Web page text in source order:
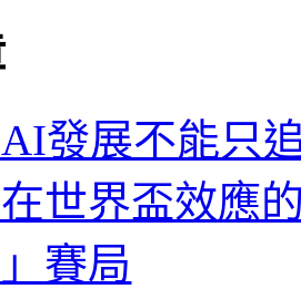
發展不能只
世界盃效應
賽局